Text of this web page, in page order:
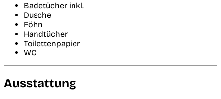
Badetücher inkl.
Dusche
Föhn
Handtücher
Toilettenpapier
WC
Ausstattung